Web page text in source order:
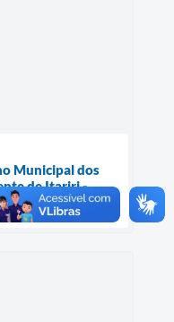
Municipal dos
de Itariri -